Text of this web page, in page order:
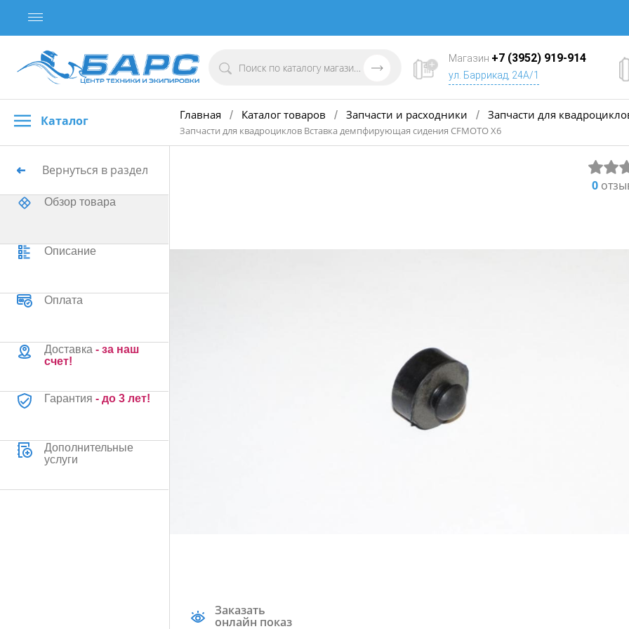
Магазин +7 (3952) 919-914
ул. Баррикад, 24А/1
Каталог Главная / Каталог товаров / Запчасти и расходники / Запчасти для
Запчасти для квадроциклов Вставка демпфирующая сидения CFMOTO X6
Вернуться в раздел
Обзор товара
Описание
Оплата
Доставка - за наш
счет!
Гарантия - до 3 лет!
Дополнительные
услуги
0
Заказать
онлайн показ